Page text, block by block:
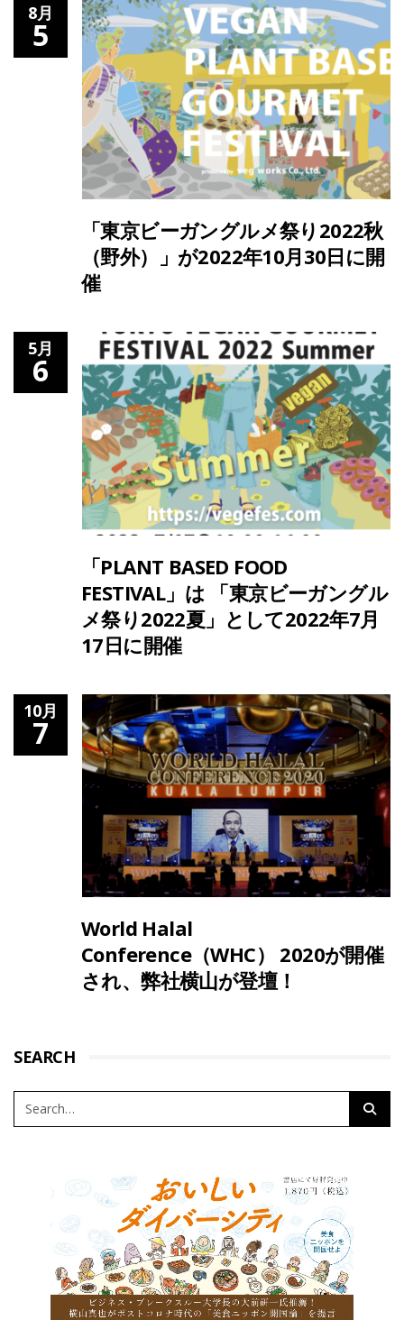
8月
5
「東京ビーガングルメ祭り2022秋
（野外）」が2022年10月30日に開
催
5月
6
「PLANT BASED FOOD
FESTIVAL」は 「東京ビーガングル
メ祭り2022夏」として2022年7月
17日に開催
10月
7
World Halal
Conference（WHC） 2020が開催
され、弊社横山が登壇！
SEARCH